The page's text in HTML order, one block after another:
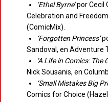
‘Ethel Byrne’por Cecil
Celebration and
(ComicMix).
‘Forgotten Princess’
Sandoval, en Adventure
‘A Life in Comics:
Nick Sousanis, en
‘Small Mistakes Big
Comics for Choice